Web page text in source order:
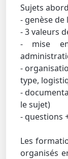
Sujets
- genèse
- 3 valeurs
- mise
-
type,
-
le sujet)
- questions
Les
organisés